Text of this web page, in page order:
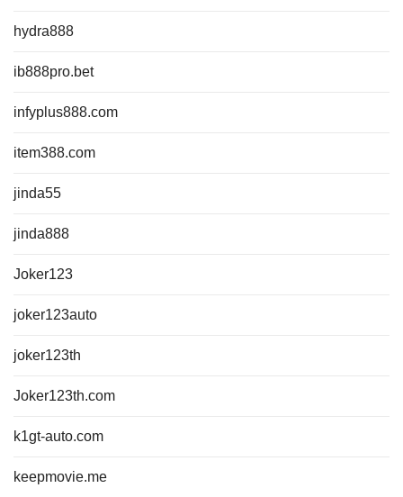
hydra888
ib888pro.bet
infyplus888.com
item388.com
jinda55
jinda888
Joker123
joker123auto
joker123th
Joker123th.com
k1gt-auto.com
keepmovie.me